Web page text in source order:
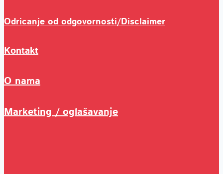
Odricanje od odgovornosti/Disclaimer
Kontakt
O nama
Marketing / oglašavanje